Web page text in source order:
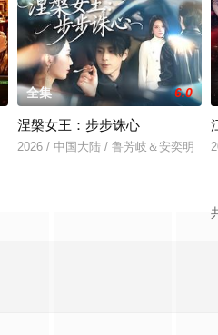
全集 6.0
涅槃女王：步步诛心
2026 / 中国大陆 / 鲁芳岐＆安奕明